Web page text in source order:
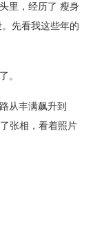
里，经历了 瘦身
先看我这些年的
。
从丰满飙升到
张相，看着照片